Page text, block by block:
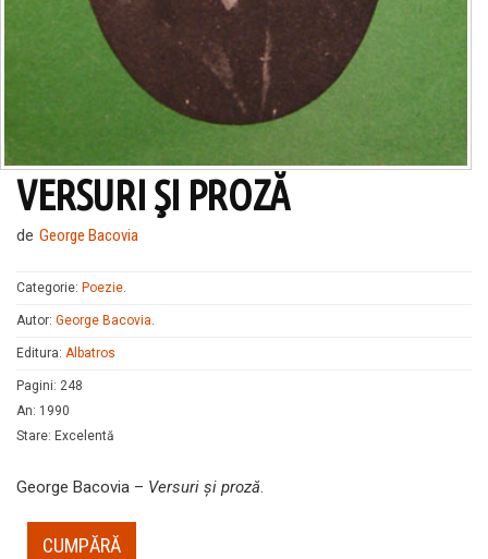
VERSURI ŞI PROZĂ
de George Bacovia
Categorie: Poezie.
Autor: George Bacovia.
Editura: Albatros
Pagini: 248
An: 1990
Stare: Excelentă
George Bacovia – Versuri şi proză.
CUMPĂRĂ